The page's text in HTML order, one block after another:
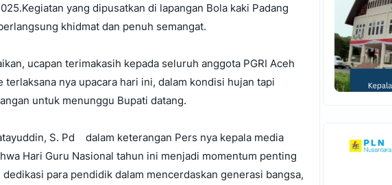
yang dipusatkan di lapangan Bola kaki Padang
khidmat dan penuh semangat.
ucapan terimakasih kepada seluruh anggota PGRI Aceh
nya upacara hari ini, dalam kondisi hujan tapi
untuk menunggu Bupati datang.
S. Pd dalam keterangan Pers nya kepala media
Hari Guru Nasional tahun ini menjadi momentum penting
para pendidik dalam mencerdaskan generasi bangsa,